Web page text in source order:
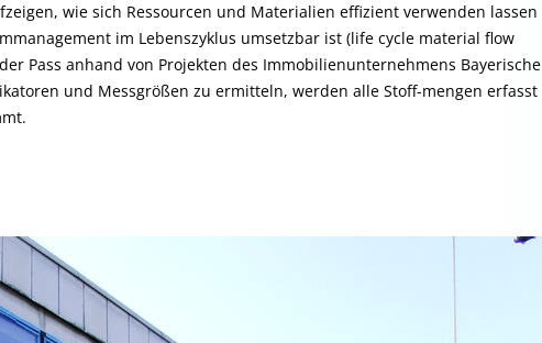
wie sich Ressourcen und Materialien effizient verwenden lassen
im Lebenszyklus umsetzbar ist (life cycle material flow
Pass anhand von Proj­ekten des Immobilienunternehmens Bayerische
und Messgrößen zu ermitteln, werden alle Stoff­-mengen erfasst